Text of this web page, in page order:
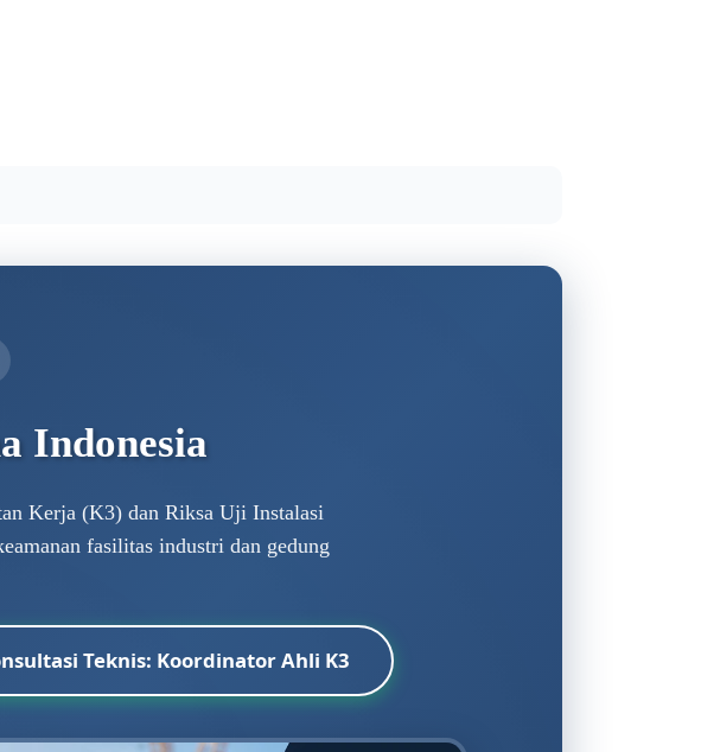
Indonesia
Kerja (K3) dan Riksa Uji Instalasi
fasilitas industri dan gedung
Teknis: Koordinator Ahli K3